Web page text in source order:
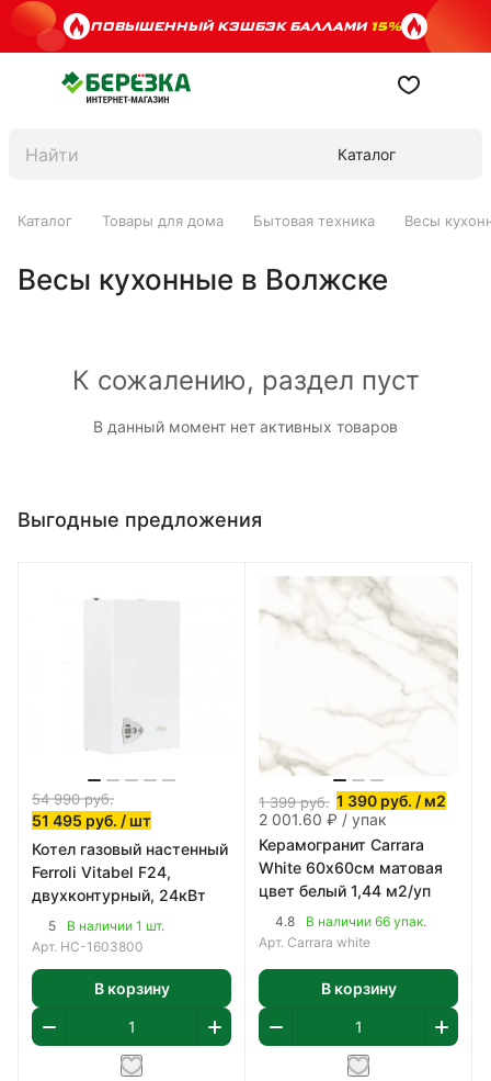
ПОВЫШЕННЫЙ КЭШБЭК БАЛЛАМИ15%
Каталог
Каталог Товары для дома Бытовая техника Весы
Весы кухонные в Волжске
К сожалению, раздел пуст
В данный момент нет активных товаров
Выгодные предложения
54 990руб.
51 495 руб. / шт
Котел газовый настенный
Ferroli Vitabel F24,
двухконтурный, 24кВт
5
В наличии 1 шт.
Арт. НС-1603800
В корзину
1 399руб. 1 390 руб. / м2
2 001.60 ₽ / упак
Керамогранит Carrara
White 60х60см матовая
цвет белый 1,44 м2/уп
4.8
В наличии 66 упак.
Арт. Carrara white
В корзину